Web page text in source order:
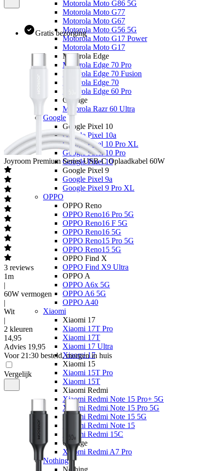
Motorola Moto G86 5G
Motorola Moto G77
Motorola Moto G67
Motorola Moto G56 5G
Motorola Moto G17 Power
Motorola Moto G17
Motorola Edge
Motorola Edge 70 Pro
Motorola Edge 70 Fusion
Motorola Edge 70
Motorola Edge 60 Pro
Overige
Motorola Razr 60 Ultra
Google
Google Pixel 10
Google Pixel 10a
Google Pixel 10 Pro XL
Google Pixel 10 Pro
Google Pixel 10
Google Pixel 9
Google Pixel 9a
Google Pixel 9 Pro XL
OPPO
OPPO Reno
OPPO Reno16 Pro 5G
OPPO Reno16 F 5G
OPPO Reno16 5G
OPPO Reno15 Pro 5G
OPPO Reno15 5G
OPPO Find X
OPPO Find X9 Ultra
OPPO A
OPPO A6x 5G
OPPO A6 5G
OPPO A40
Xiaomi
Xiaomi 17
Xiaomi 17T Pro
Xiaomi 17T
Xiaomi 17 Ultra
Xiaomi 17
Xiaomi 15
Xiaomi 15T Pro
Xiaomi 15T
Xiaomi Redmi
Xiaomi Redmi Note 15 Pro+ 5G
Xiaomi Redmi Note 15 Pro 5G
Xiaomi Redmi Note 15 5G
Xiaomi Redmi Note 15
Xiaomi Redmi 15C
Overige
Xiaomi Redmi A7 Pro
Nothing
Nothing
Gratis bezorging
Joyroom Premium Series USB-C Oplaadkabel 60W
3 reviews
1m
|
60W vermogen
|
Wit
|
2 kleuren
14,95
Advies 19,95
Voor 21:30 besteld, morgen in huis
Vergelijk